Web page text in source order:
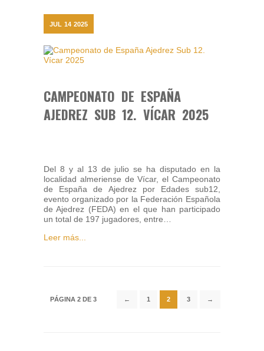
JUL 14 2025
CAMPEONATO DE ESPAÑA
AJEDREZ SUB 12. VÍCAR 2025
Del 8 y al 13 de julio se ha disputado en la
localidad almeriense de Vícar, el Campeonato
de España de Ajedrez por Edades sub12,
evento organizado por la Federación Española
de Ajedrez (FEDA) en el que han participado
un total de 197 jugadores, entre…
Leer más...
PÁGINA 2 DE 3 ← 1 2 3 →